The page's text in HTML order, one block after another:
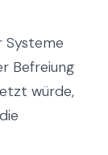
Systeme
Befreiung
würde,